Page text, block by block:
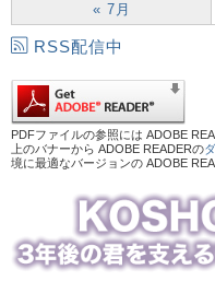
« 7月
RSS配信中
PDFファイルの参照には ADOBE
上のバナーから ADOBE READERの
境に最適なバージョンの ADOBE